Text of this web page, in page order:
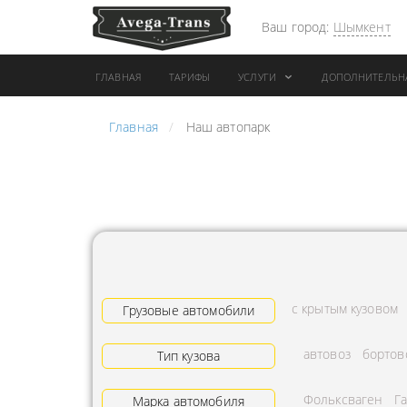
Ваш город: Шымкент
ГЛАВНАЯ ТАРИФЫ УСЛУГИ
АРЕНДА АВТОБУСА
ГРУЗОВАЯ ТЕХНИКА
ПЕРЕВОЗКА ТРУБ
АРЕНДА БУЛЬДОЗЕРА
Главная Наш автопарк
Грузовые автомобили с крытым кузовом
Тип кузова автовоз
Марка автомобиля Фольксваген